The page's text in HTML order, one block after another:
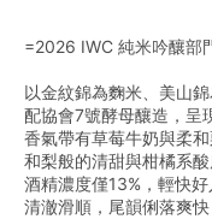
=2026 IWC 純米吟釀部
以金紋錦為麴米、美山
配協會7號酵母釀造，呈
香氣帶有草莓牛奶與柔
和梨般的清甜與柑橘系
酒精濃度僅13%，輕快
清澈滑順，尾韻俐落爽